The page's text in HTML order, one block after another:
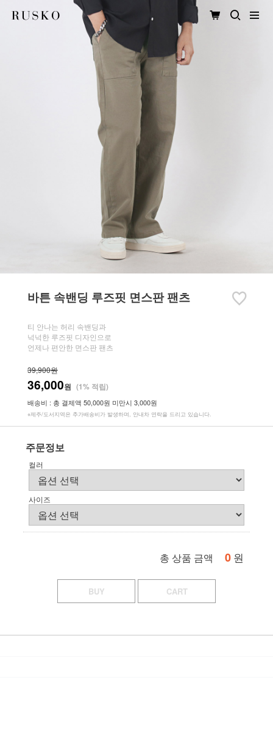
바튼 속밴딩 루즈핏 면스판 팬츠
티 안나는 허리 속밴딩과
넉넉한 루즈핏 디자인으로
언제나 편안한 면스판 팬츠
39,900원
36,000원 (1% 적립)
배송비 : 총 결제액 50,000원 미만시 3,000원
※제주/도서지역은 추가배송비가 발생하며, 안내차 연락을 드리고 있습니다.
주문정보
컬러
사이즈
총 상품 금액 0 원
BUY CART